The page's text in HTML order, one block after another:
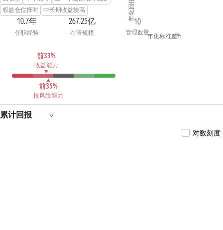
今担任泰康安和纯债6个月定期开放债券型证券
投资基金基金经理。2019年9月4日至今担任泰康
信用精选债券型证券投资基金基金经理。2019年
12月25日至今担任泰康润和两年定期开放债券型
泰康瑞丰纯债3个月定期开放债券型证券投资基
金基金经理。2020年6月24日至今担任泰康长江经
济带债券型证券投资基金基金经理。2020年7月27
日至今担任泰康润颐63个月定期开放债券型证券
投资基金基金经理。2022年6月1日至今担任泰康
招享混合型证券投资基金基金经理。2023年12月12
金经理。
权益仓位择时
中长期收益较高
10.7年
任职经验
267.25亿
在管规模
10
管理数量
前33%
收益能力
前35%
抗风险能力
年化回报 %
年化标准差%
累计回报
对数刻度